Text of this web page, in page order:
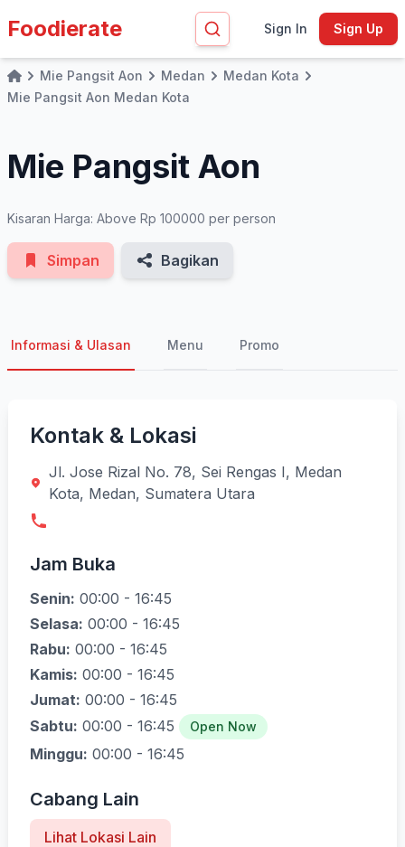
Foodierate Sign In Sign Up
HomeMie Pangsit Aon Medan
Medan Kota
Mie Pangsit Aon Medan Kota
Mie Pangsit Aon
Kisaran Harga: Above Rp 100000 per person
Simpan Bagikan
Informasi & Ulasan Menu Promo
Kontak & Lokasi
Jl. Jose Rizal No. 78, Sei Rengas I, Medan
Kota, Medan, Sumatera Utara
Jam Buka
Senin: 00:00 - 16:45
Selasa: 00:00 - 16:45
Rabu: 00:00 - 16:45
Kamis: 00:00 - 16:45
Jumat: 00:00 - 16:45
Sabtu: 00:00 - 16:45 Open Now
Minggu: 00:00 - 16:45
Cabang Lain
Lihat Lokasi Lain